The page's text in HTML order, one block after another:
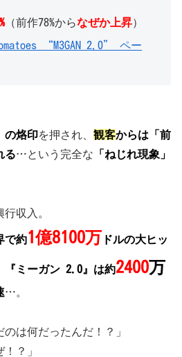
% （前作78%からなぜか上昇）
“M3GAN 2.0” ペー
の烙印を押され、 観客からは「前
る…という完全な 「ねじれ現象」
収入。
で約1億8100万 ドルの大ヒッ
『ミーガン 2.0』は約2400万
…。
のは何だったんだ！？」
？」